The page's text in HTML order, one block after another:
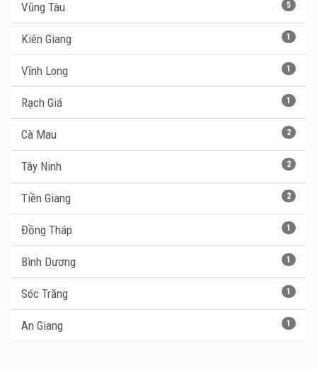
5
Vũng Tàu
1
Kiên Giang
1
Vĩnh Long
1
Rạch Giá
2
Cà Mau
2
Tây Ninh
2
Tiền Giang
1
Đồng Tháp
1
Bình Dương
1
Sóc Trăng
1
An Giang